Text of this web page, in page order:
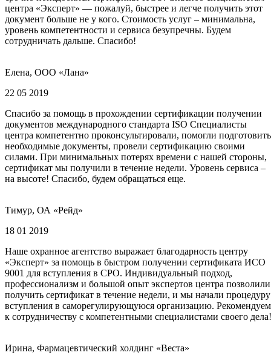
центра «Эксперт» — пожалуй, быстрее и легче получить этот
документ больше не у кого. Стоимость услуг – минимальна,
уровень компетентности и сервиса безупречны. Будем
сотрудничать дальше. Спасибо!
Елена, ООО «Лана»
22 05 2019
Спасибо за помощь в прохождении сертификации получении
документов международного стандарта ISO Специалисты
центра компетентно проконсультировали, помогли подготовить
необходимые документы, провели сертификацию своими
силами. При минимальных потерях времени с нашей стороны,
сертификат мы получили в течение недели. Уровень сервиса –
на высоте! Спасибо, будем обращаться еще.
Тимур, ОА «Рейд»
18 01 2019
Наше охранное агентство выражает благодарность центру
«Эксперт» за помощь в быстром получении сертификата ИСО
9001 для вступления в СРО. Индивидуальный подход,
профессионализм и большой опыт экспертов центра позволили
получить сертификат в течение недели, и мы начали процедуру
вступления в саморегулирующуюся организацию. Рекомендуем
к сотрудничеству с компетентными специалистами своего дела!
Ирина, Фармацевтический холдинг «Веста»